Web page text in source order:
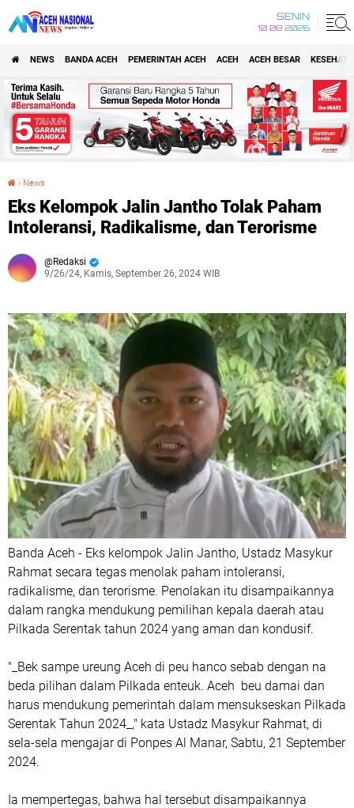
SENIN
10 08 2026
NEWS BANDA ACEH PEMERINTAH ACEH ACEH ACEH BESAR
› News
Eks Kelompok Jalin Jantho Tolak Paham
Intoleransi, Radikalisme, dan Terorisme
Redaksi
9/26/24, Kamis, September 26, 2024 WIB
Banda Aceh - Eks kelompok Jalin Jantho, Ustadz Masykur
Rahmat secara tegas menolak paham intoleransi,
radikalisme, dan terorisme. Penolakan itu disampaikannya
dalam rangka mendukung pemilihan kepala daerah atau
Pilkada Serentak tahun 2024 yang aman dan kondusif.
"_Bek sampe ureung Aceh di peu hanco sebab dengan na
beda pilihan dalam Pilkada enteuk. Aceh beu damai dan
harus mendukung pemerintah dalam mensukseskan Pilkada
Serentak Tahun 2024_," kata Ustadz Masykur Rahmat, di
sela-sela mengajar di Ponpes Al Manar, Sabtu, 21 September
2024.
Ia mempertegas, bahwa hal tersebut disampaikannya